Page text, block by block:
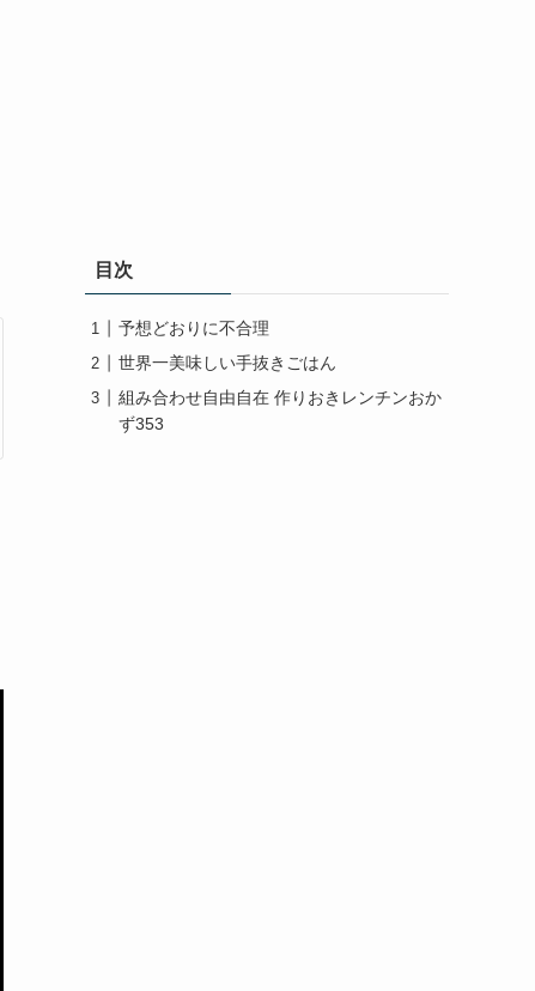
目次
予想どおりに不合理
世界一美味しい手抜きごはん
組み合わせ自由自在 作りおきレンチンおか
ず353